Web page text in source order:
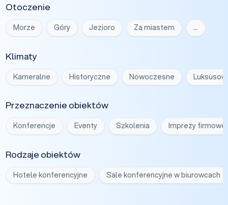
Otoczenie
Morze Góry Jezioro Za miastem …
Klimaty
Kameralne Historyczne Nowoczesne
Przeznaczenie obiektów
Konferencje Eventy Szkolenia Imprezy firmowe
Rodzaje obiektów
Hotele konferencyjne Sale konferencyjne w biurowcach